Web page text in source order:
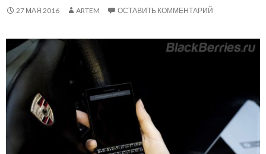
27 МАЯ 2016 ARTEM ОСТАВИТЬ КОММЕНТАРИЙ